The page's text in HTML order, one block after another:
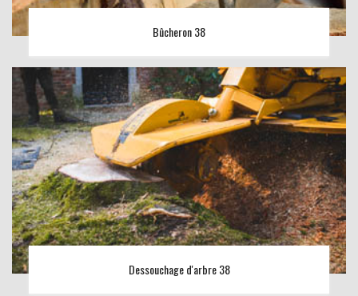
Bûcheron 38
Dessouchage d'arbre 38